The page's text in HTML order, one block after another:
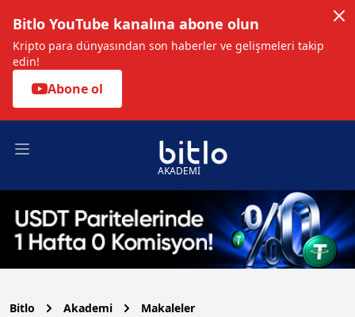
Bitlo YouTube kanalına abone olun
Kripto para dünyasından son haberler ve gelişmeleri takip
edin!
Abone ol
Open main menu
AKADEMİ
Bitlo Akademi Makaleler